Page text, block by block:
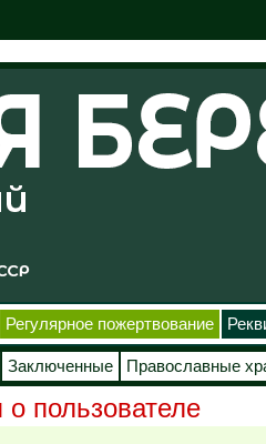
Регулярное пожертвование
Заключенные Православные
пользователе